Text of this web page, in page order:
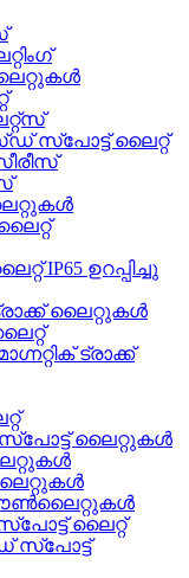
സ്പോട്ട് ലൈറ്റ്
IP65 ഉറപ്പിച്ചു
ലൈറ്റുകൾ
ട്രാക്ക്
ലൈറ്റുകൾ
ലൈറ്റുകൾ
സ്പോട്ട് ലൈറ്റ്
സ്പോട്ട്